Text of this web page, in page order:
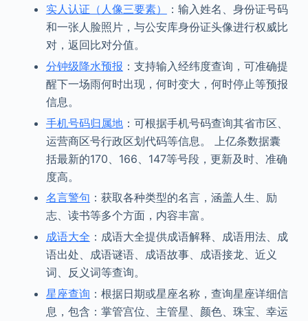
实人认证（人像三要素）
：输入姓名、身份证号码
和一张人脸照片，与公安库身份证头像进行权威比
对，返回比对分值。
分钟级降水预报 ：支持输入经纬度查询，可准确提
醒下一场雨何时出现，何时变大，何时停止等预报
信息。
手机号码归属地：可根据手机号码查询其省市区、
运营商区号行政区划代码等信息。 上亿条数据囊
括最新的170、166、147等号段，更新及时、准确
度高。
名言警句 ：获取各种类型的名言，涵盖人生、励
志、读书等多个方面，内容丰富。
成语大全 ：成语大全提供成语解释、成语用法、成
语出处、成语谜语、成语故事、成语接龙、近义
词、反义词等查询。
星座查询 ：根据日期或星座名称，查询星座详细信
息，包含：掌管宫位、主管星、颜色、珠宝、幸运